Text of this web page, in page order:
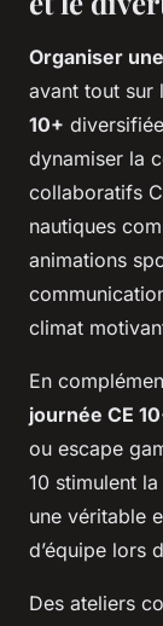
Organiser
avant tout sur
10+
dynamiser la
collaboratifs
nautiques
animations
climat
En
journée CE
ou escape
10 stimulent
une véritable
d’équipe lors
Des ateliers